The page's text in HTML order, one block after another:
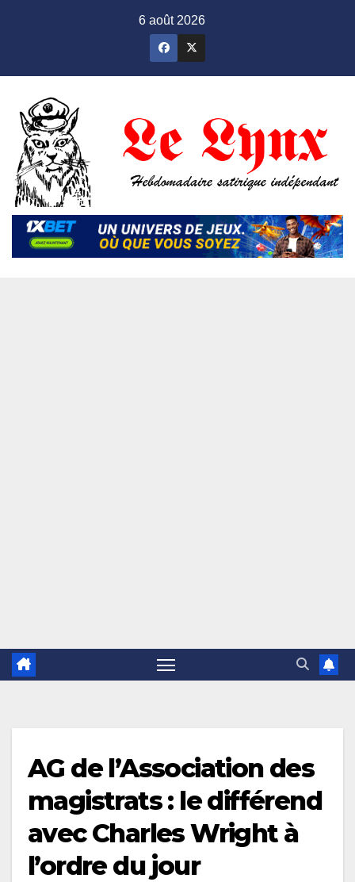
6 août 2026
AG de l’Association des
magistrats : le différend
avec Charles Wright à
l’ordre du jour